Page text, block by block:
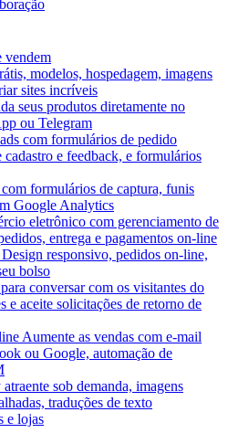
vendem
modelos, hospedagem, imagens
sites incríveis
seus produtos diretamente no
ou Telegram
com formulários de pedido
e feedback, e formulários
formulários de captura, funis
Google Analytics
eletrônico com gerenciamento de
entrega e pagamentos on-line
Design responsivo, pedidos on-line,
bolso
conversar com os visitantes do
e aceite solicitações de retorno de
Aumente as vendas com e-mail
ou Google, automação de
sob demanda, imagens
traduções de texto
e lojas